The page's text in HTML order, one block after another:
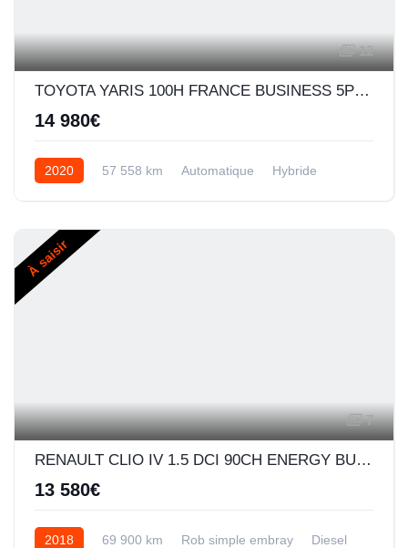
12
TOYOTA YARIS 100H FRANCE BUSINESS 5P MY19
14 980€
2020 57 558 km Automatique Hybride
À saisir
7
RENAULT CLIO IV 1.5 DCI 90CH ENERGY BUSINESS EDC 5P
13 580€
2018 69 900 km Rob simple embray Diesel